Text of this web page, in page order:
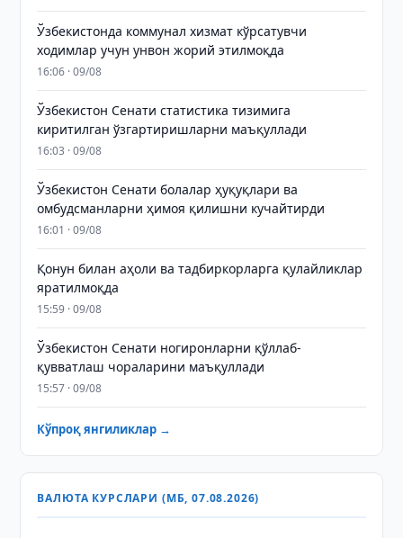
Ўзбекистонда коммунал хизмат кўрсатувчи
ходимлар учун унвон жорий этилмоқда
16:06 · 09/08
Ўзбекистон Сенати статистика тизимига
киритилган ўзгартиришларни маъқуллади
16:03 · 09/08
Ўзбекистон Сенати болалар ҳуқуқлари ва
омбудсманларни ҳимоя қилишни кучайтирди
16:01 · 09/08
Қонун билан аҳоли ва тадбиркорларга қулайликлар
яратилмоқда
15:59 · 09/08
Ўзбекистон Сенати ногиронларни қўллаб-
қувватлаш чораларини маъқуллади
15:57 · 09/08
Кўпроқ янгиликлар →
ВАЛЮТА КУРСЛАРИ (МБ, 07.08.2026)